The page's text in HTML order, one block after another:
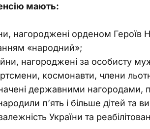
мають:
нагороджені орденом Героїв
«народний»;
нагороджені за особисту
космонавти, члени
державними
п’ять і більше дітей та
України та